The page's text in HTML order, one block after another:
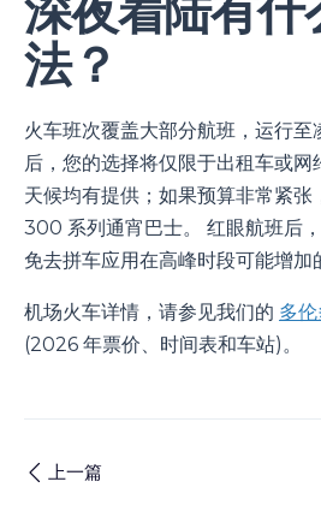
法？
火车班次覆盖大部分航班，运行至
后，您的选择将仅限于出租车或网
天候均有提供；如果预算非常紧
300 系列通宵巴士。 红眼航班后
免去拼车应用在高峰时段可能增加
机场火车详情，请参见我们的 多
(2026 年票价、时间表和车站)。
上一篇